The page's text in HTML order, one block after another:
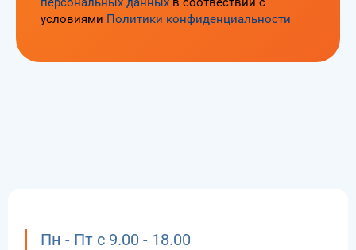
условиями Политики конфиденциальности
Пн - Пт с 9.00 - 18.00